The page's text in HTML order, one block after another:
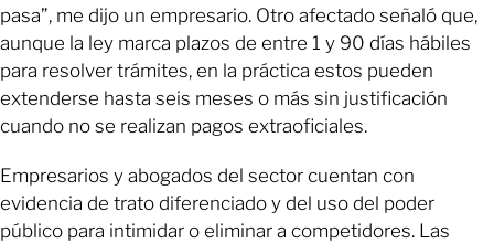
pasa”, me dijo un empresario. Otro afectado señaló que,
aunque la ley marca plazos de entre 1 y 90 días hábiles
para resolver trámites, en la práctica estos pueden
extenderse hasta seis meses o más sin justificación
cuando no se realizan pagos extraoficiales.
Empresarios y abogados del sector cuentan con
evidencia de trato diferenciado y del uso del poder
público para intimidar o eliminar a competidores. Las